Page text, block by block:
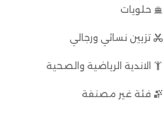
حلويات
تزيين نسائي ورجالي
الاندية الرياضية والصحية
فئة غير مصنفة